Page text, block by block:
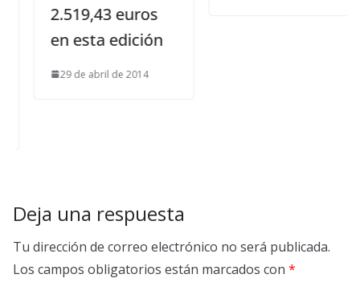
2.519,43 euros
en esta edición
29 de abril de 2014
Deja una respuesta
Tu dirección de correo electrónico no será publicada.
Los campos obligatorios están marcados con *